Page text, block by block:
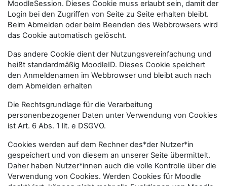
MoodleSession. Dieses Cookie muss erlaubt sein, damit der
Login bei den Zugriffen von Seite zu Seite erhalten bleibt.
Beim Abmelden oder beim Beenden des Webbrowsers wird
das Cookie automatisch gelöscht.
Das andere Cookie dient der Nutzungsvereinfachung und
heißt standardmäßig MoodleID. Dieses Cookie speichert
den Anmeldenamen im Webbrowser und bleibt auch nach
dem Abmelden erhalten
Die Rechtsgrundlage für die Verarbeitung
personenbezogener Daten unter Verwendung von Cookies
ist Art. 6 Abs. 1 lit. e DSGVO.
Cookies werden auf dem Rechner des*der Nutzer*in
gespeichert und von diesem an unserer Seite übermittelt.
Daher haben Nutzer*innen auch die volle Kontrolle über die
Verwendung von Cookies. Werden Cookies für Moodle